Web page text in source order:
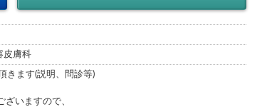
皮膚科
きます(説明、問診等)
ざいますので、